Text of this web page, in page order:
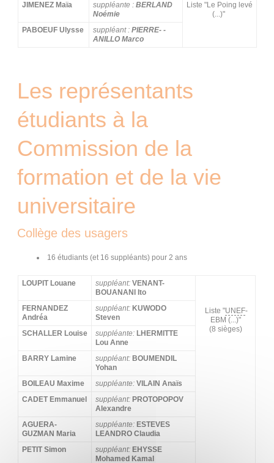
JIMENEZ Maïa suppléante :BERLAND
Noémie
Liste "Le Poing levé
(...)"
PABOEUF Ulysse
suppléant : PIERRE- -
ANILLO Marco
Les représentants
étudiants à la
Commission de la
formation et de la vie
universitaire
Collège des usagers
16 étudiants (et 16 suppléants) pour 2 ans
LOUPIT Louane suppléant:VENANT-
BOUANANI Ito
Liste "UNEF-
EBM (...)"
(8 sièges)
FERNANDEZ
Andréa
suppléant:KUWODO
Steven
SCHALLER Louise
suppléante: LHERMITTE
Lou Anne
BARRY Lamine
suppléant: BOUMENDIL
Yohan
BOILEAU Maxime
suppléante:VILAIN Anaïs
CADET Emmanuel
suppléant:PROTOPOPOV
Alexandre
AGUERA-
GUZMAN Maria
suppléante:ESTEVES
LEANDRO Claudia
PETIT Simon
suppléant:EHYSSE
Mohamed Kamal